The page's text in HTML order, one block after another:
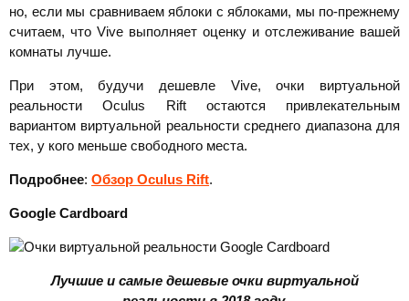
но, если мы сравниваем яблоки с яблоками, мы по-прежнему
считаем, что Vive выполняет оценку и отслеживание вашей
комнаты лучше.
При этом, будучи дешевле Vive, очки виртуальной
реальности Oculus Rift остаются привлекательным
вариантом виртуальной реальности среднего диапазона для
тех, у кого меньше свободного места.
Подробнее: Обзор Oculus Rift.
Google Cardboard
Лучшие и самые дешевые очки виртуальной